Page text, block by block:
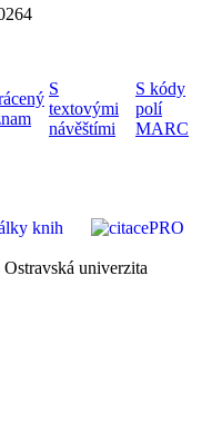
S
textovými
návěštími
S kódy
polí
MARC
univerzita